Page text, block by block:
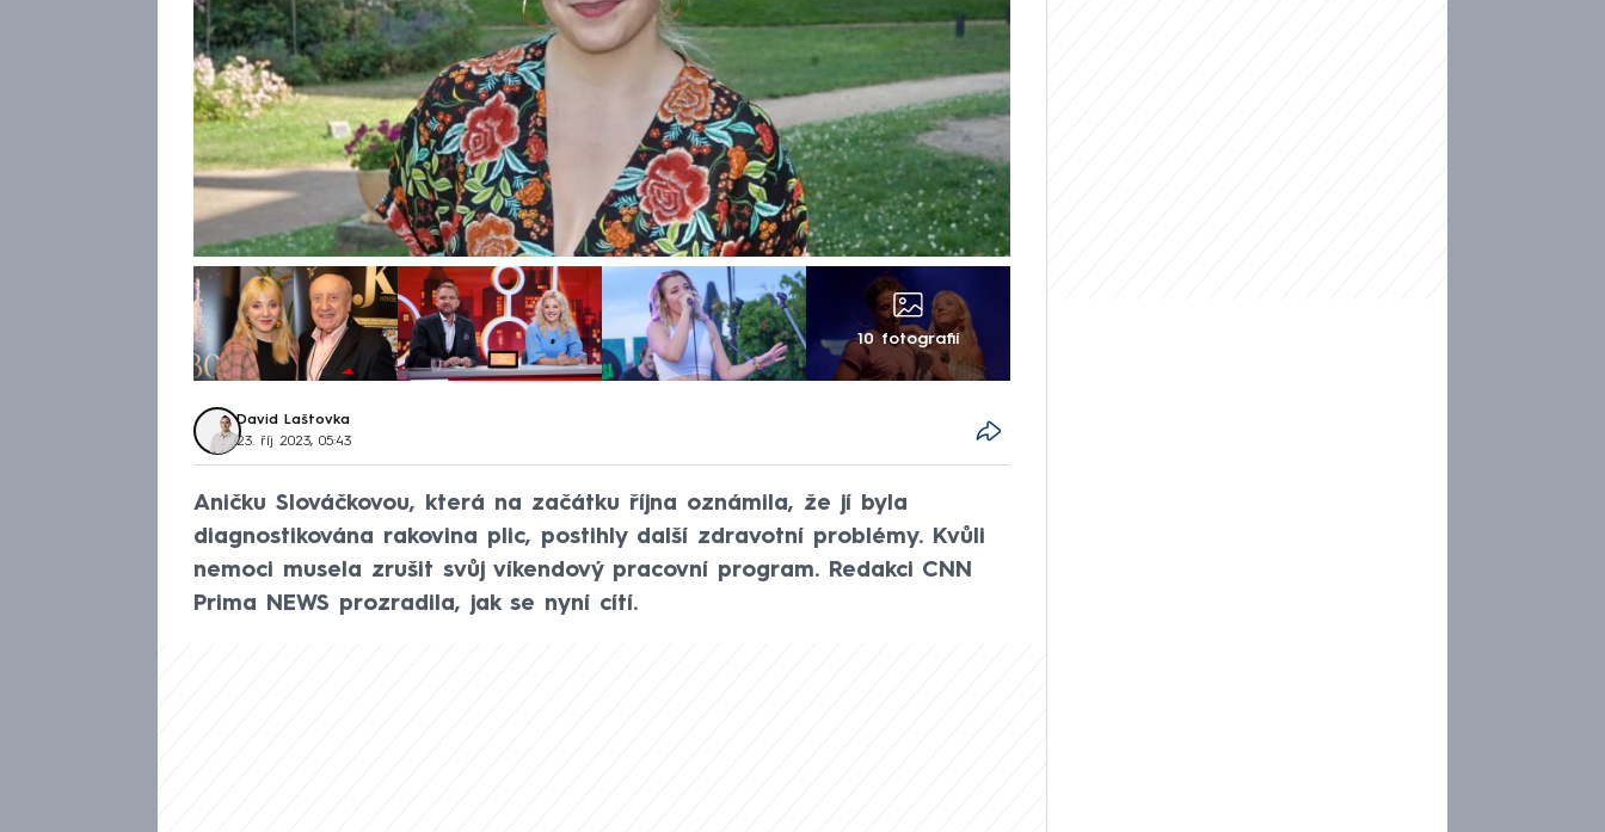
10 fotografií
David Laštovka
23. říj 2023, 05:43
Aničku Slováčkovou, která na začátku října oznámila, že jí byla
diagnostikována rakovina plic, postihly další zdravotní problémy. Kvůli
nemoci musela zrušit svůj víkendový pracovní program. Redakci CNN
Prima NEWS prozradila, jak se nyní cítí.